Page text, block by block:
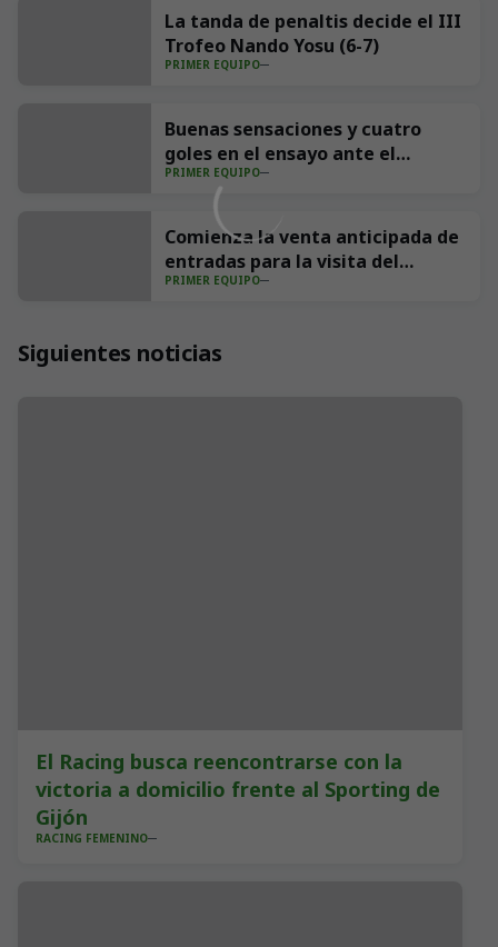
La tanda de penaltis decide el III
Trofeo Nando Yosu (6-7)
PRIMER EQUIPO
Buenas sensaciones y cuatro
goles en el ensayo ante el
Sporting (4-1)
PRIMER EQUIPO
Comienza la venta anticipada de
entradas para la visita del
Villarreal CF a los Campos de
PRIMER EQUIPO
Siguientes noticias
El Racing busca reencontrarse con la
victoria a domicilio frente al Sporting de
Gijón
RACING FEMENINO